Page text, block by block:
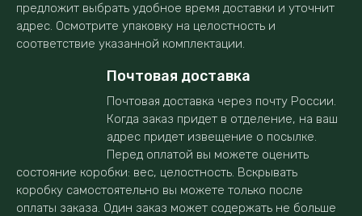
предложит выбрать удобное время доставки и уточнит
адрес. Осмотрите упаковку на целостность и
соответствие указанной комплектации.
Почтовая доставка
Почтовая доставка через почту России.
Когда заказ придет в отделение, на ваш
адрес придет извещение о посылке.
Перед оплатой вы можете оценить
состояние коробки: вес, целостность. Вскрывать
коробку самостоятельно вы можете только после
оплаты заказа. Один заказ может содержать не больше